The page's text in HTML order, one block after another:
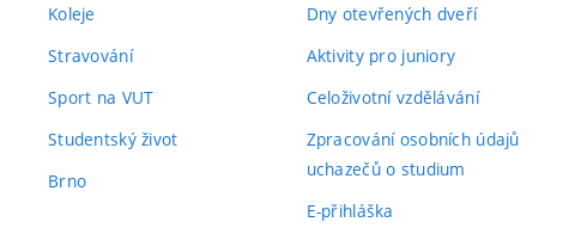
Koleje
Stravování
Sport na VUT
Studentský život
Brno
Dny otevřených dveří
Aktivity pro juniory
Celoživotní vzdělávání
Zpracování osobních údajů
uchazečů o studium
E-přihláška